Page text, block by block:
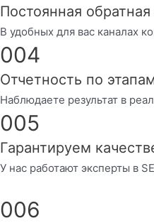
Постоянная обратная
В удобных для вас каналах
004
Отчетность по
Наблюдаете результат в
005
Гарантируем
У нас работают эксперты в
006